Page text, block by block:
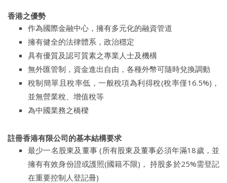
香港之優勢
作為國際金融中心，擁有多元化的融資管道
擁有健全的法律體系，政治穩定
具有優質及認可質素之專業人士及機構
無外匯管制，資金進出自由，各種外幣可隨時兌換調動
稅制簡單且稅率低，一般稅項為利得稅(稅率僅16.5%)，
並無營業稅、增值稅等
為中國業務之橋樑
註冊香港有限公司的基本結構要求
最少一名股東及董事 (所有股東及董事必須年滿18歲，並
擁有有效身份證或護照(國籍不限)， 持股多於25%需登記
在重要控制人登記冊)